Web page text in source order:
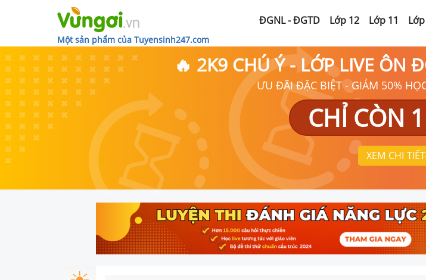
Một sản phẩm của Tuyensinh247.com
ĐGNL - ĐGTD Lớp 12 Lớp 11
🔥 2K9 CHÚ Ý - LỚP LIVE ÔN
ƯU ĐÃI ĐẶC BIỆT - GIẢM 50%
CHỈ CÒN
XEM CHI TIẾT